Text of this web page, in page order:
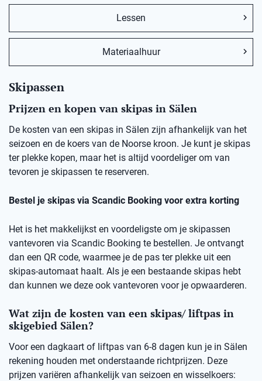
Lessen
Materiaalhuur
Skipassen
Prijzen en kopen van skipas in Sälen
De kosten van een skipas in Sälen zijn afhankelijk van het
seizoen en de koers van de Noorse kroon. Je kunt je skipas
ter plekke kopen, maar het is altijd voordeliger om van
tevoren je skipassen te reserveren.
Bestel je skipas via Scandic Booking voor extra korting
Het is het makkelijkst en voordeligste om je skipassen
vantevoren via Scandic Booking te bestellen. Je ontvangt
dan een QR code, waarmee je de pas ter plekke uit een
skipas-automaat haalt. Als je een bestaande skipas hebt
dan kunnen we deze ook vantevoren voor je opwaarderen.
Wat zijn de kosten van een skipas/ liftpas in
skigebied Sälen?
Voor een dagkaart of liftpas van 6-8 dagen kun je in Sälen
rekening houden met onderstaande richtprijzen. Deze
prijzen variëren afhankelijk van seizoen en wisselkoers: